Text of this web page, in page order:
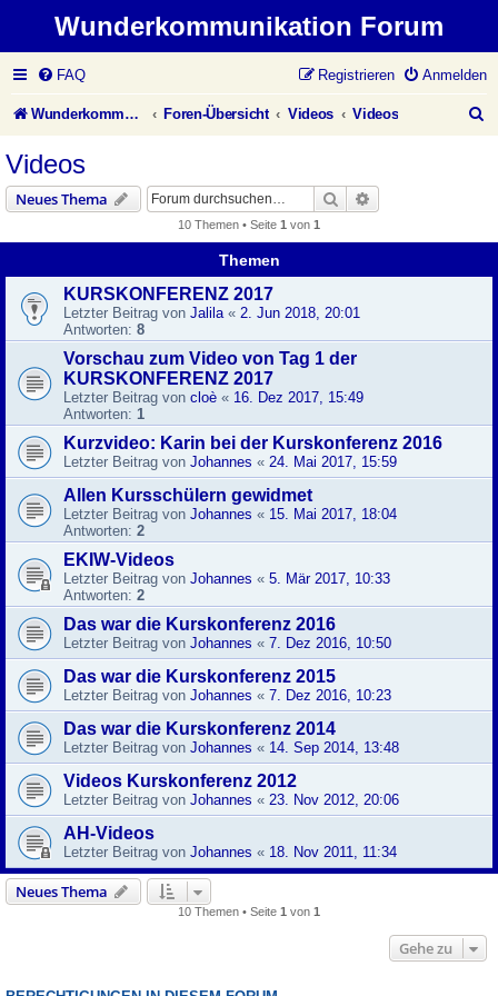
Wunderkommunikation Forum
FAQ Anmelden
Registrieren
Wunderkommunikation Website Foren-Übersicht Videos Videos
e
Videos
Neues Thema Suche
10 Themen • Seite 1 von 1
Themen
KURSKONFERENZ 2017
Letzter Beitrag von Jalila « 2. Jun 2018, 20:01
Antworten: 8
Vorschau zum Video von Tag 1 der
KURSKONFERENZ 2017
Letzter Beitrag von cloè « 16. Dez 2017, 15:49
Antworten: 1
Kurzvideo: Karin bei der Kurskonferenz 2016
Letzter Beitrag von Johannes « 24. Mai 2017, 15:59
Allen Kursschülern gewidmet
Letzter Beitrag von Johannes « 15. Mai 2017, 18:04
Antworten: 2
EKIW-Videos
Letzter Beitrag von Johannes « 5. Mär 2017, 10:33
Antworten: 2
Das war die Kurskonferenz 2016
Letzter Beitrag von Johannes « 7. Dez 2016, 10:50
Das war die Kurskonferenz 2015
Letzter Beitrag von Johannes « 7. Dez 2016, 10:23
Das war die Kurskonferenz 2014
Letzter Beitrag von Johannes « 14. Sep 2014, 13:48
Videos Kurskonferenz 2012
Letzter Beitrag von Johannes « 23. Nov 2012, 20:06
AH-Videos
Letzter Beitrag von Johannes « 18. Nov 2011, 11:34
Neues Thema
10 Themen • Seite 1 von 1
Gehe zu